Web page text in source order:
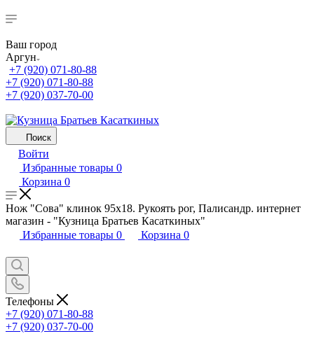
Ваш город
Аргун
+7 (920) 071-80-88
+7 (920) 071-80-88
+7 (920) 037-70-00
Поиск
Войти
Избранные товары 0
Корзина 0
Нож "Сова" клинок 95х18. Рукоять рог, Палисандр. интернет
магазин - "Кузница Братьев Касаткиных"
Избранные товары 0 Корзина 0
Телефоны
+7 (920) 071-80-88
+7 (920) 037-70-00